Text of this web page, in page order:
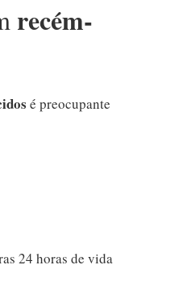
recém-
é preocupante
24 horas de vida